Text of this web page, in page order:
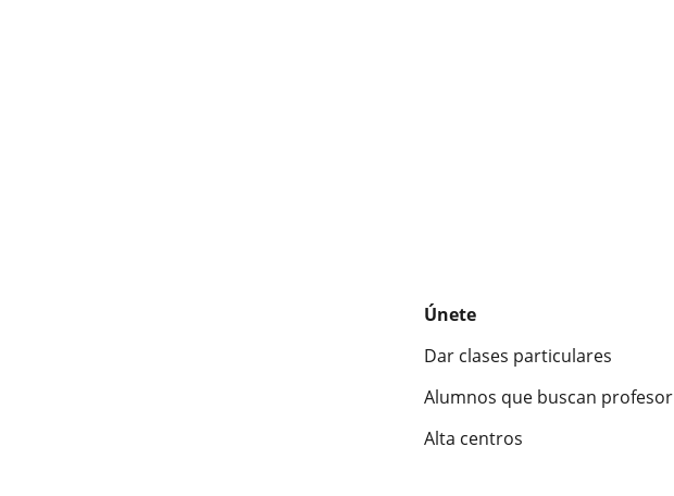
Únete
Dar clases particulares
Alumnos que buscan profesor
Alta centros